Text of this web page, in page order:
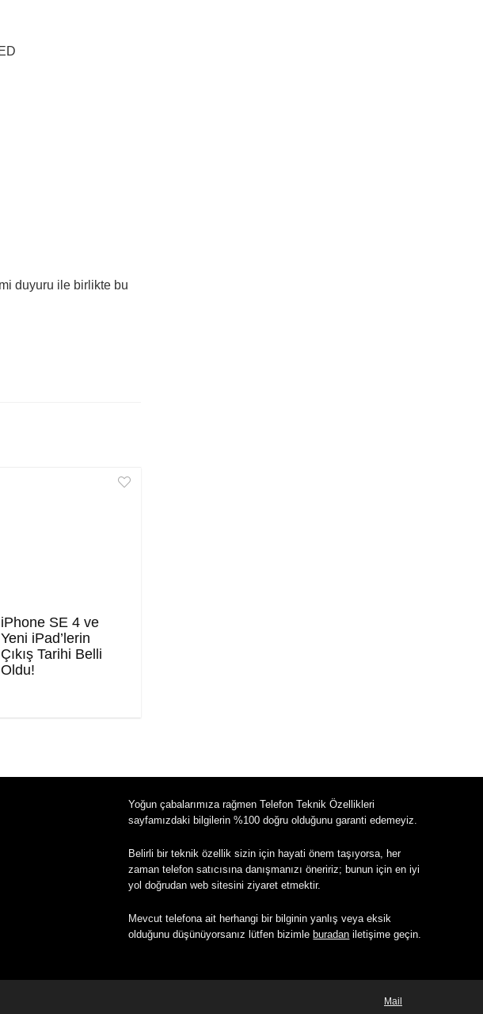
duyuru ile birlikte bu
iPhone SE 4 ve
Yeni iPad’lerin
Çıkış Tarihi Belli
Oldu!
Yoğun çabalarımıza rağmen Telefon Teknik Özellikleri
sayfamızdaki bilgilerin %100 doğru olduğunu garanti edemeyiz.
Belirli bir teknik özellik sizin için hayati önem taşıyorsa, her
zaman telefon satıcısına danışmanızı öneririz; bunun için en iyi
yol doğrudan web sitesini ziyaret etmektir.
Mevcut telefona ait herhangi bir bilginin yanlış veya eksik
olduğunu düşünüyorsanız lütfen bizimleburadan iletişime geçin.
Mail